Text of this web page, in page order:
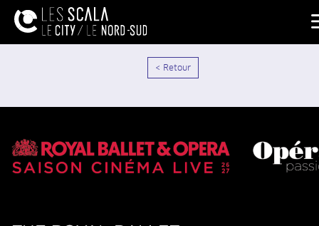
< Retour